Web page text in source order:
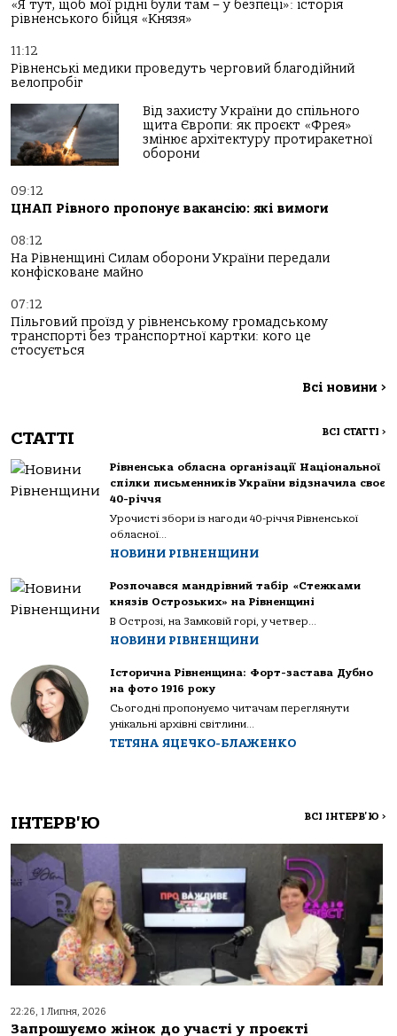
«Я тут, щоб мої рідні були там – у безпеці»: історія
рівненського бійця «Князя»
11:12
Рівненські медики проведуть черговий благодійний
велопробіг
Від захисту України до спільного
щита Європи: як проєкт «Фрея»
змінює архітектуру протиракетної
оборони
09:12
ЦНАП Рівного пропонує вакансію: які вимоги
08:12
На Рівненщині Силам оборони України передали
конфісковане майно
07:12
Пільговий проїзд у рівненському громадському
транспорті без транспортної картки: кого це
стосується
Всі новини >
СТАТТІ ВСІ СТАТТІ >
Рівненська обласна організації Національної
спілки письменників України відзначила своє
40-річчя
Урочисті збори із нагоди 40-річчя Рівненської
обласної...
НОВИНИ РІВНЕНЩИНИ
Розпочався мандрівний табір «Стежками
князів Острозьких» на Рівненщині
В Острозі, на Замковій горі, у четвер...
НОВИНИ РІВНЕНЩИНИ
Історична Рівненщина: Форт-застава Дубно
на фото 1916 року
Сьогодні пропонуємо читачам переглянути
унікальні архівні світлини...
ТЕТЯНА ЯЦЕЧКО-БЛАЖЕНКО
ІНТЕРВ'Ю ВСІ ІНТЕРВ'Ю >
22:26, 1 Липня, 2026
Запрошуємо жінок до участі у проєкті